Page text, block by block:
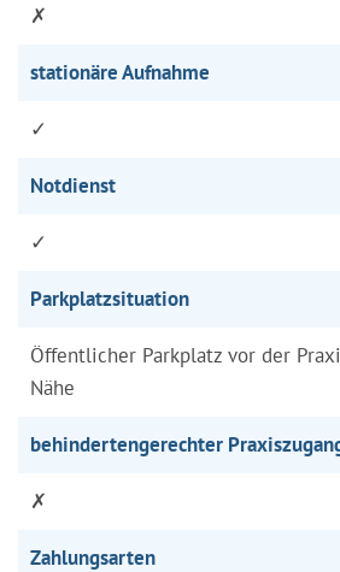
✗
stationäre Aufnahme
✓
Notdienst
✓
Parkplatzsituation
Öffentlicher Parkplatz vor der
Nähe
behindertengerechter
✗
Zahlungsarten